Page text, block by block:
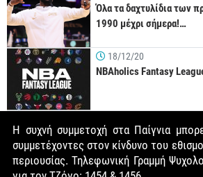
Όλα τα δαχτυλίδια των
1990 μέχρι σήμερα!…
18/12/20
NBAholics Fantasy
Η συχνή συμμετοχή στα Παίγνια
συμμετέχοντες στον κίνδυνο του
περιουσίας. Τηλεφωνική Γραμμή